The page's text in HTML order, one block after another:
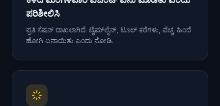
ಪರಿಶೀಲಿಸಿ
ಪ್ರತಿ ಸೆಷನ್ ದಾಖಲಾಗಿದೆ. ಟೈಮ್‌ಲೈನ್, ಟೂಲ್ ಕರೆಗಳು, ವೆಚ್ಚ. ಹಿಂದೆ
ಹೋಗಿ ಏನಾಯಿತು ಎಂದು ನೋಡಿ.